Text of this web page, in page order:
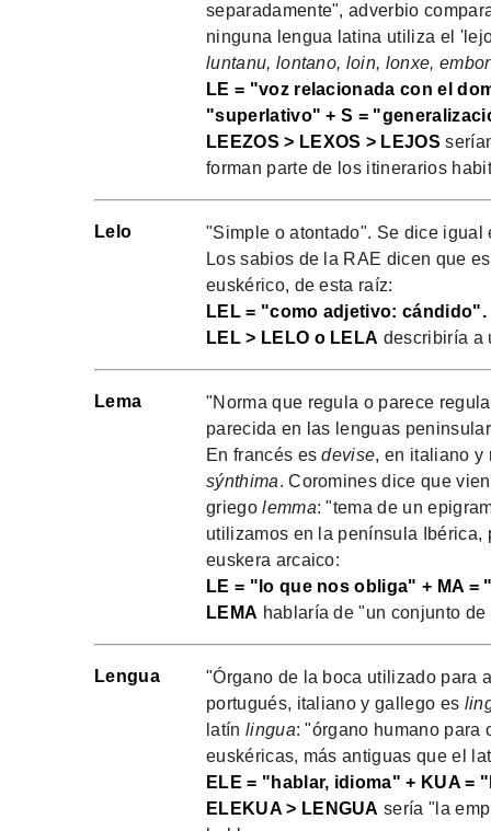
separadamente", adverbio
ninguna lengua latina utiliza el
luntanu, lontano, loin, lonxe,
LE = "voz relacionada con el
"superlativo" + S =
LEEZOS > LEXOS > LEJOS
forman parte de los itinerarios
Lelo
"Simple o atontado". Se dice igual
Los sabios de la RAE dicen que
euskérico, de esta raíz:
LEL = "como adjetivo: cándido".
LEL > LELO o LELA describiría a
Lema
"Norma que regula o parece
parecida en las lenguas
En francés esdevise, en italiano y
sýnthima. Coromines dice que
griegolemma: "tema de un
utilizamos en la península
euskera arcaico:
LE = "lo que nos obliga" + MA =
LEMA hablaría de "un conjunto
Lengua
"Órgano de la boca utilizado para
portugués, italiano y gallego es
latín lingua: "órgano humano para
euskéricas, más antiguas que el
ELE = "hablar, idioma" + KUA =
ELEKUA > LENGUA sería "la